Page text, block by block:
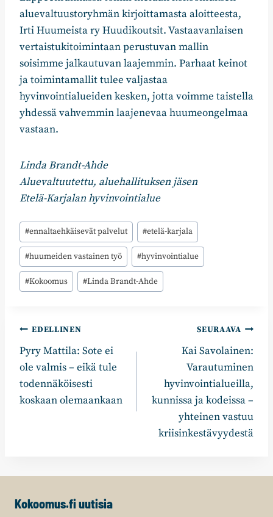
aluevaltuustoryhmän kirjoittamasta aloitteesta,
Irti Huumeista ry Huudikoutsit. Vastaavanlaisen
vertaistukitoimintaan perustuvan mallin
soisimme jalkautuvan laajemmin. Parhaat keinot
ja toimintamallit tulee valjastaa
hyvinvointialueiden kesken, jotta voimme taistella
yhdessä vahvemmin laajenevaa huumeongelmaa
vastaan.
Linda Brandt-Ahde
Aluevaltuutettu, aluehallituksen jäsen
Etelä-Karjalan hyvinvointialue
Avainsanat:
#ennaltaehkäisevät palvelut #etelä-karjala
#huumeiden vastainen työ #hyvinvointialue
#Kokoomus #Linda Brandt-Ahde
Artikkelien
selaus
EDELLINEN
Pyry Mattila: Sote ei
ole valmis – eikä tule
todennäköisesti
koskaan olemaankaan
SEURAAVA
Kai Savolainen:
Varautuminen
hyvinvointialueilla,
kunnissa ja kodeissa –
yhteinen vastuu
kriisinkestävyydestä
Kokoomus.fi uutisia